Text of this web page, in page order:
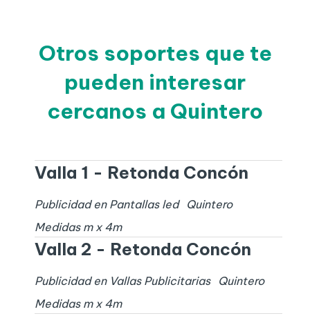
Otros soportes que te
pueden interesar
cercanos a Quintero
Valla 1 - Retonda Concón
Publicidad en Pantallas led
Quintero
Medidas m x 4m
Valla 2 - Retonda Concón
Publicidad en Vallas Publicitarias
Quintero
Medidas m x 4m